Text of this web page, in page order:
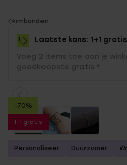
You
are
here:
Armbanden
Laatste kans: 1+1
Voeg 2 items toe aan je
goedkoopste gratis. *
-70%
1+1 gratis
Personaliseer Duurzamer